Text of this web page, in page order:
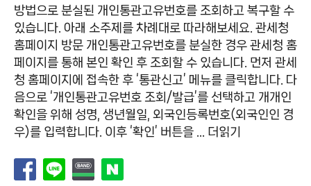
방법으로 분실된 개인통관고유번호를 조회하고 복구할 수
있습니다. 아래 소주제를 차례대로 따라해보세요. 관세청
홈페이지 방문 개인통관고유번호를 분실한 경우 관세청 홈
페이지를 통해 본인 확인 후 조회할 수 있습니다. 먼저 관세
청 홈페이지에 접속한 후 ‘통관신고’ 메뉴를 클릭합니다. 다
음으로 ‘개인통관고유번호 조회/발급’를 선택하고 개개인
확인을 위해 성명, 생년월일, 외국인등록번호(외국인인 경
우)를 입력합니다. 이후 ‘확인’ 버튼을 …
더읽기